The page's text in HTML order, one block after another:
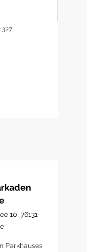
327
10, 76131
Parkhauses